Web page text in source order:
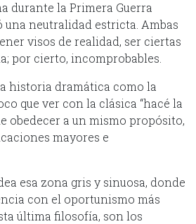
durante la Primera Guerra
una neutralidad estricta. Ambas
visos de realidad, ser ciertas
por cierto, incomprobables.
historia dramática como la
que ver con la clásica “hacé la
obedecer a un mismo propósito,
mayores e
esa zona gris y sinuosa, donde
con el oportunismo más
última filosofía, son los